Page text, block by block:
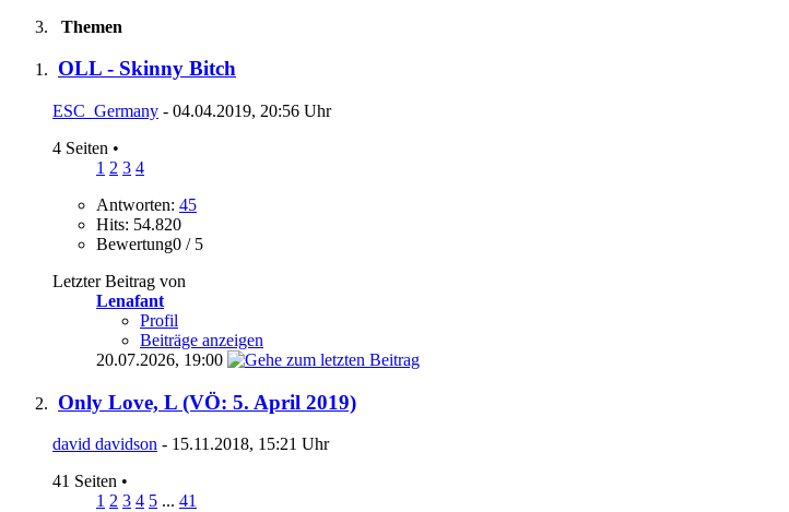
Themen
OLL - Skinny Bitch
ESC_Germany - 04.04.2019, 20:56 Uhr
4 Seiten •
1 2 3 4
Antworten: 45
Hits: 54.820
Bewertung0 / 5
Letzter Beitrag von
Lenafant
Profil
Beiträge anzeigen
20.07.2026, 19:00
Only Love, L (VÖ: 5. April 2019)
david davidson - 15.11.2018, 15:21 Uhr
41 Seiten •
1 2 3 4 5 ... 41